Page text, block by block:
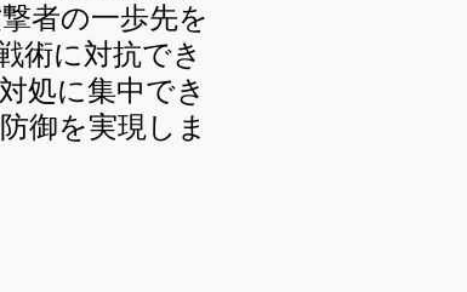
者の一歩先を
術に対抗でき
処に集中でき
御を実現しま